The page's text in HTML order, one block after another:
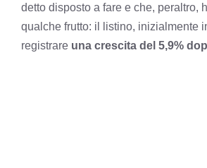
detto disposto a fare e che, peraltro,
qualche frutto: il listino, inizialmente
registrare una crescita del 5,9%